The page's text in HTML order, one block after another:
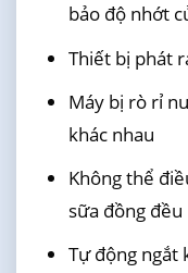
bảo độ nhớt
Thiết bị phát
Máy bị rò rỉ
khác nhau
Không thể
sữa đồng đều
Tự động ngắt